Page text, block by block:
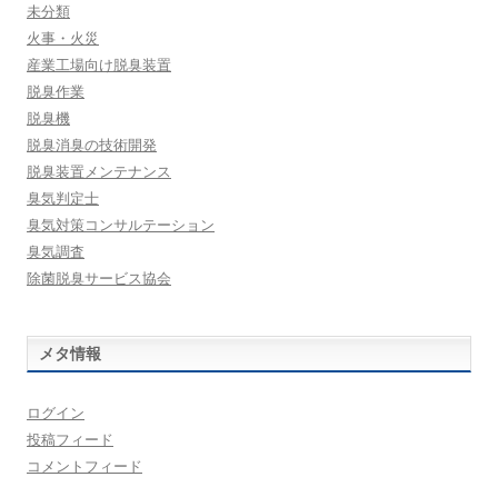
未分類
火事・火災
産業工場向け脱臭装置
脱臭作業
脱臭機
脱臭消臭の技術開発
脱臭装置メンテナンス
臭気判定士
臭気対策コンサルテーション
臭気調査
除菌脱臭サービス協会
メタ情報
ログイン
投稿フィード
コメントフィード